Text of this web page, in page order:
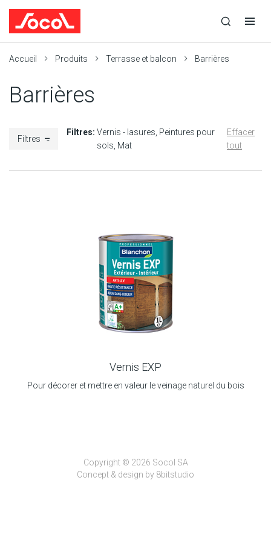
recherche
recherche
navigation
Accueil Produits Terrasse et balcon Barrières
Barrières
Filtres
Filtres:Vernis - lasures Peintures pour
sols Mat
Effacer
tout
Vernis EXP
Pour décorer et mettre en valeur le veinage naturel du bois
Copyright © 2026 Socol SA
Concept & design by 8bitstudio